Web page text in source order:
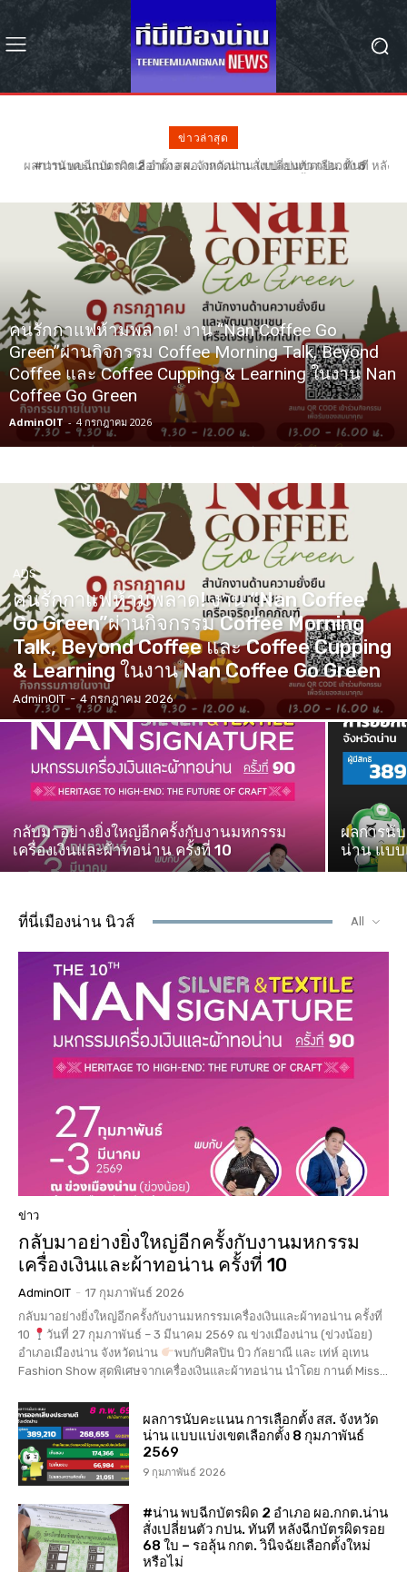
ข่าวล่าสุด
#น่าน พบฉีกบัตรผิด 2 อำเภอ ผอ.กกต.น่าน สั่งเปลี่ยนตัว กปน. ทันที หลัง
คนรักกาแฟห้ามพลาด! งาน “Nan Coffee Go
Green”ผ่านกิจกรรม Coffee Morning Talk, Beyond
Coffee และ Coffee Cupping & Learning ในงาน Nan
Coffee Go Green
AdminOIT - 4 กรกฎาคม 2026
ADS
คนรักกาแฟห้ามพลาด! งาน “Nan Coffee
Go Green”ผ่านกิจกรรม Coffee Morning
Talk, Beyond Coffee และ Coffee Cupping
& Learning ในงาน Nan Coffee Go Green
AdminOIT - 4 กรกฎาคม 2026
กลับมาอย่างยิ่งใหญ่อีกครั้งกับงานมหกรรม
เครื่องเงินและผ้าทอน่าน ครั้งที่ 10
ผลการนั
น่าน แบบ
ที่นี่เมืองน่าน นิวส์ All
ข่าว
กลับมาอย่างยิ่งใหญ่อีกครั้งกับงานมหกรรม
เครื่องเงินและผ้าทอน่าน ครั้งที่ 10
AdminOIT - 17 กุมภาพันธ์ 2026
กลับมาอย่างยิ่งใหญ่อีกครั้งกับงานมหกรรมเครื่องเงินและผ้าทอน่าน ครั้งที่
10
วันที่ 27 กุมภาพันธ์ – 3 มีนาคม 2569 ณ ข่วงเมืองน่าน (ข่วงน้อย)
อำเภอเมืองน่าน จังหวัดน่าน
พบกับศิลปิน บิว กัลยาณี และ เท่ห์ อุเทน
Fashion Show สุดพิเศษจากเครื่องเงินและผ้าทอน่าน นำโดย กานต์ Miss...
ผลการนับคะแนน การเลือกตั้ง สส. จังหวัด
น่าน แบบแบ่งเขตเลือกตั้ง 8 กุมภาพันธ์
2569
9 กุมภาพันธ์ 2026
#น่าน พบฉีกบัตรผิด 2 อำเภอ ผอ.กกต.น่าน
สั่งเปลี่ยนตัว กปน. ทันที หลังฉีกบัตรผิดรอย
68 ใบ – รอลุ้น กกต. วินิจฉัยเลือกตั้งใหม่
หรือไม่